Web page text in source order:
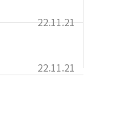
22.11.21
22.11.21